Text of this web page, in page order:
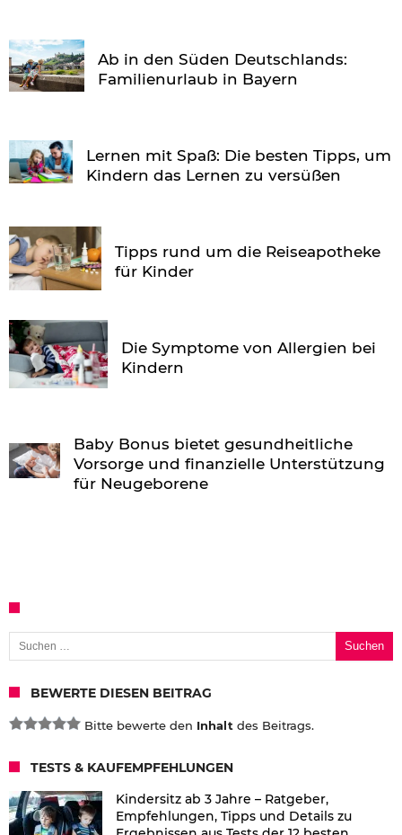
Ab in den Süden Deutschlands:
Familienurlaub in Bayern
Lernen mit Spaß: Die besten Tipps, um
Kindern das Lernen zu versüßen
Tipps rund um die Reiseapotheke
für Kinder
Die Symptome von Allergien bei
Kindern
Baby Bonus bietet gesundheitliche
Vorsorge und finanzielle Unterstützung
für Neugeborene
Suchen nach:
BEWERTE DIESEN BEITRAG
Bitte bewerte den Inhalt des Beitrags.
TESTS & KAUFEMPFEHLUNGEN
Kindersitz ab 3 Jahre – Ratgeber,
Empfehlungen, Tipps und Details zu